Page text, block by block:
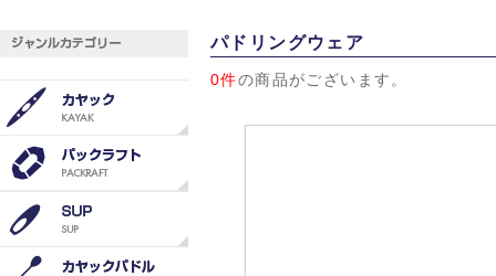
パドリングウェア
0件の商品がございます。